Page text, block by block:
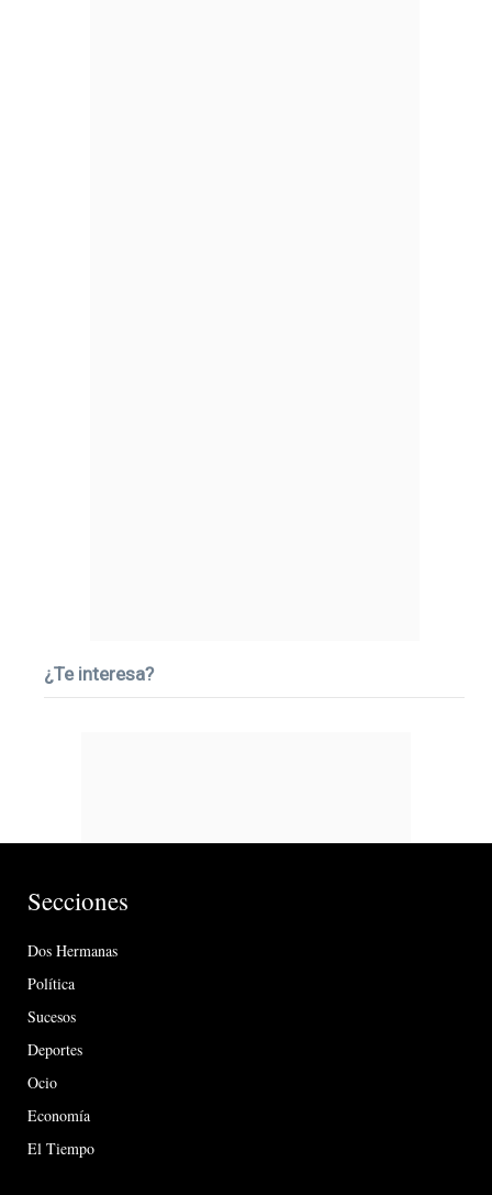
¿Te interesa?
Secciones
Dos Hermanas
Política
Sucesos
Deportes
Ocio
Economía
El Tiempo